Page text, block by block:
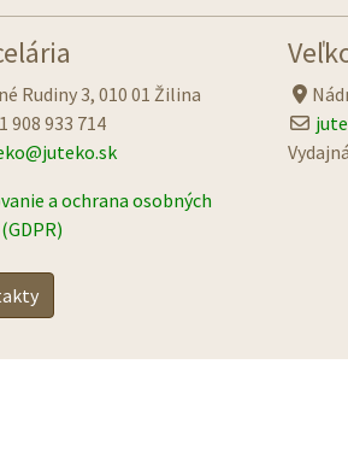
Rudiny 3, 010 01 Žilina
908 933 714
a ochrana osobných